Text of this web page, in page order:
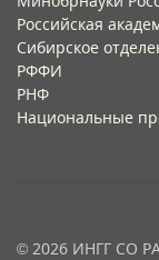
Российская
Сибирское
РФФИ
РНФ
Национальные
© 2026 ИНГГ СО